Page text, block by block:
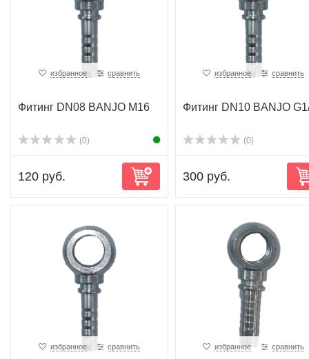
избранное сравнить
Фитинг DN08 BANJO M16
(0)
120 руб.
избранное сравнить
Фитинг DN10 BANJO
(0)
300 руб.
избранное сравнить избранное сравнить